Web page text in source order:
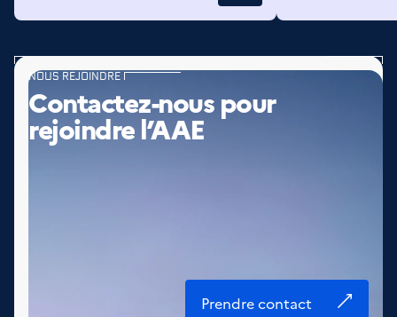
NOUS REJOINDRE
Contactez-nous pour
rejoindre l’AAE
Prendre contact